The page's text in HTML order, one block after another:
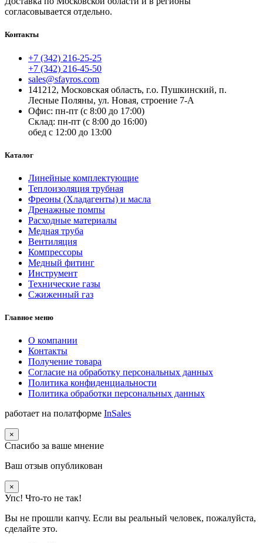
согласовывается отдельно.
Контакты
+7 (342) 216-25-25
+7 (342) 216-45-50
sales@sfayros.com
141212, Московская область, г.о. Пушкинский, п.
Лесные Поляны, ул. Новая, строение 7-А
Офис: пн-пт (с 8:00 до 17:00)
Склад: пн-пт (с 8:00 до 16:00)
обед с 12:00 до 13:00
Каталог
Линейные комплектующие
Теплоизоляция трубная
Фреоны (Хладагенты) и масла
Дренажные помпы
Расходные материалы
Медная труба
Вентиляция
Компрессоры
Медный фитинг
Инструмент
Технические газы
Сжиженный газ
Главное меню
О компании
Контакты
Получение товара
Согласие на обработку персональных данных
Политика конфиденциальности
Политика обработки персональных данных
работает на полатформе InSales
×
Спасибо за ваше мнение
Ваш отзыв опубликован
×
Упс! Что-то не так!
Вы не прошли капчу. Если вы реальный человек, пожалуйста,
сделайте это.